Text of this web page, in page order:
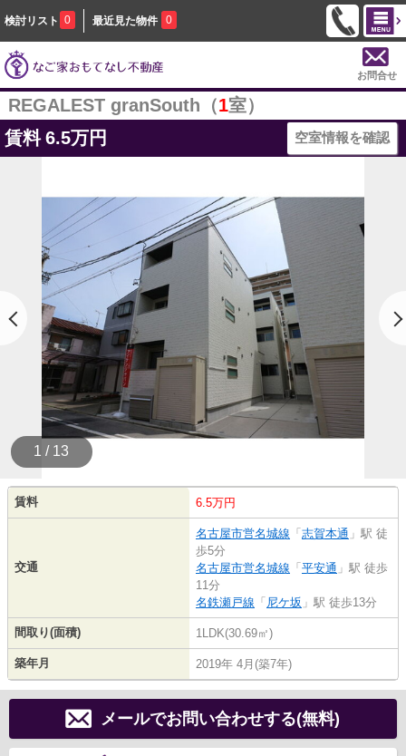
検討リスト 0 最近見た物件 0
お問合せ
REGALEST granSouth（1室）
賃料 6.5万円 空室情報を確認
1 / 13
賃料 6.5万円
交通
名古屋市営名城線 「 志賀本通 」駅 徒
歩5分
名古屋市営名城線 「 平安通 」駅 徒歩
11分
名鉄瀬戸線 「 尼ケ坂 」駅 徒歩13分
間取り(面積) 1LDK(30.69㎡)
築年月 2019年 4月(築7年)
メールでお問い合わせする(無料)